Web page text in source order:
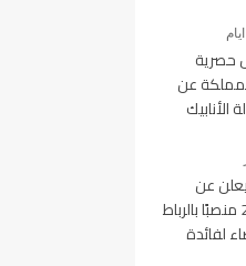
عن
الأنابيك
يعلن عن
توظيف 21 منصبًا بالرباط
لفائدة